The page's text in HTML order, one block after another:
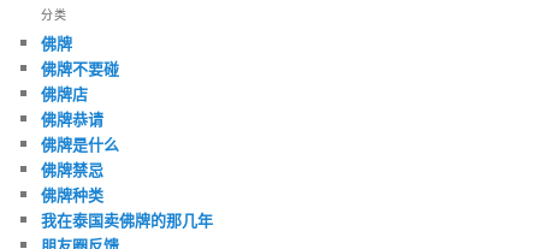
分类
佛牌
佛牌不要碰
佛牌店
佛牌恭请
佛牌是什么
佛牌禁忌
佛牌种类
我在泰国卖佛牌的那几年